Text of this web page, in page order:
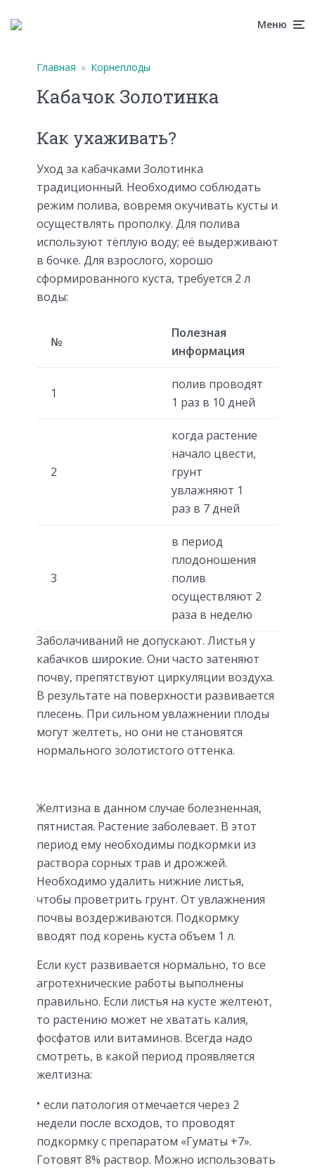
Меню
Главная » Корнеплоды
Кабачок Золотинка
Как ухаживать?
Уход за кабачками Золотинка
традиционный. Необходимо соблюдать
режим полива, вовремя окучивать кусты и
осуществлять прополку. Для полива
используют тёплую воду; её выдерживают
в бочке. Для взрослого, хорошо
сформированного куста, требуется 2 л
воды:
№
Полезная
информация
1
полив проводят
1 раз в 10 дней
2
когда растение
начало цвести,
грунт
увлажняют 1
раз в 7 дней
3
в период
плодоношения
полив
осуществляют 2
раза в неделю
Заболачиваний не допускают. Листья у
кабачков широкие. Они часто затеняют
почву, препятствуют циркуляции воздуха.
В результате на поверхности развивается
плесень. При сильном увлажнении плоды
могут желтеть, но они не становятся
нормального золотистого оттенка.
Желтизна в данном случае болезненная,
пятнистая. Растение заболевает. В этот
период ему необходимы подкормки из
раствора сорных трав и дрожжей.
Необходимо удалить нижние листья,
чтобы проветрить грунт. От увлажнения
почвы воздерживаются. Подкормку
вводят под корень куста объем 1 л.
Если куст развивается нормально, то все
агротехнические работы выполнены
правильно. Если листья на кусте желтеют,
то растению может не хватать калия,
фосфатов или витаминов. Всегда надо
смотреть, в какой период проявляется
желтизна:
если патология отмечается через 2
недели после всходов, то проводят
подкормку с препаратом «Гуматы +7».
Готовят 8% раствор. Можно использовать